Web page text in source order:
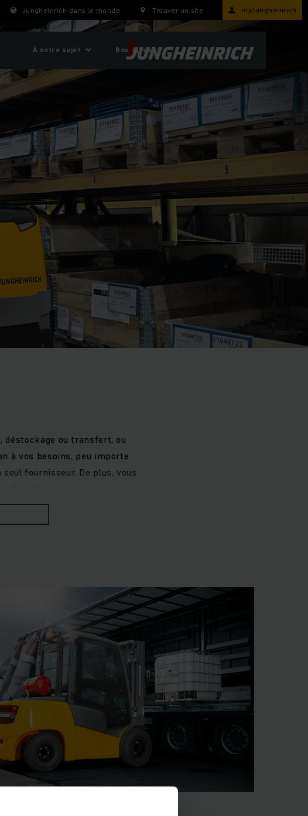
Jungheinrich dans le monde Trouver un site myJungheinrich
À notre sujet Boutiques
déstockage ou transfert, ou
à vos besoins, peu importe
fournisseur. De plus, vous
une nette augmentation
d'optimisation de vos